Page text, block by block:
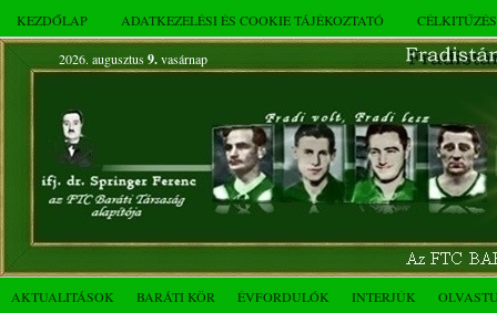
KEZDŐLAP ADATKEZELÉSI ÉS COOKIE TÁJÉKOZTATÓ
2026. augusztus 9.vasárnap
AKTUALITÁSOK BARÁTI KÖR ÉVFORDULÓK INTERJÚK